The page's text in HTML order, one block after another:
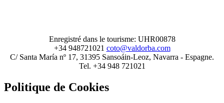
Enregistré dans le tourisme: UHR00878
+34 948721021 coto@valdorba.com
C/ Santa María nº 17, 31395 Sansoáin-Leoz, Navarra - Espagne.
Tel. +34 948 721021
Politique de Cookies